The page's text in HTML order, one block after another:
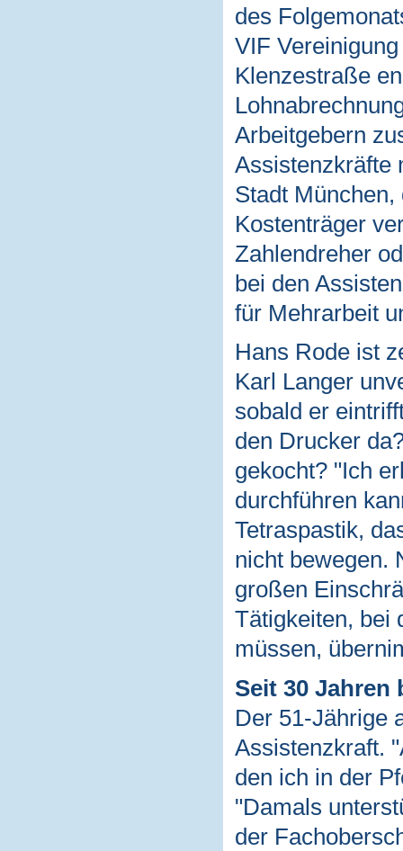
des
VIF
Klenzestraße
Arbeitgebern
Assistenzkräfte
Stadt
Kostenträger
Zahlendreher
bei den
für Mehrarbeit
Hans Rode ist
Karl Langer
sobald er
den Drucker
gekocht? "Ich
durchführen
Tetraspastik,
nicht bewegen.
großen
Tätigkeiten, bei
müssen,
Seit 30 Jahren
Der 51-Jährige
Assistenzkraft.
den ich in der
"Damals
der